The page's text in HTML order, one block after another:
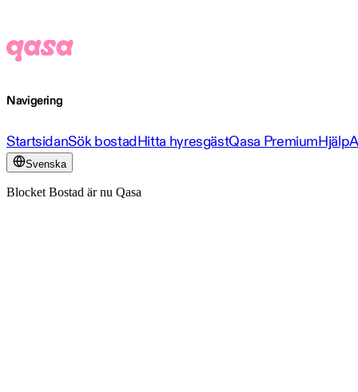
Navigering
StartsidanSök bostadHitta hyresgästQasa PremiumHjälp
Svenska
Blocket Bostad är nu Qasa